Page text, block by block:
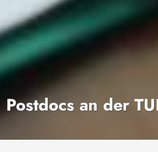
Postdocs an der